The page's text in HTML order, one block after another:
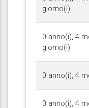
giorno(i)
0 anno(i), 4
giorno(i)
0 anno(i), 4
0 anno(i), 4